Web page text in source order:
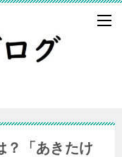
？「あきたけ